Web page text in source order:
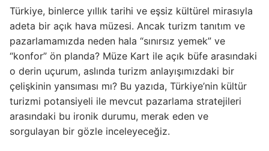
Türkiye, binlerce yıllık tarihi ve eşsiz kültürel mirasıyla
adeta bir açık hava müzesi. Ancak turizm tanıtım ve
pazarlamamızda neden hala “sınırsız yemek” ve
“konfor” ön planda? Müze Kart ile açık büfe arasındaki
o derin uçurum, aslında turizm anlayışımızdaki bir
çelişkinin yansıması mı? Bu yazıda, Türkiye’nin kültür
turizmi potansiyeli ile mevcut pazarlama stratejileri
arasındaki bu ironik durumu, merak eden ve
sorgulayan bir gözle inceleyeceğiz.